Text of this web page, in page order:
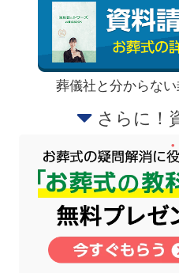
葬儀社と分からな
さらに！